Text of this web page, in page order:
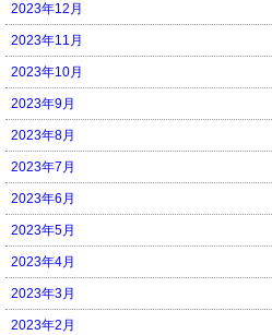
2023年12月
2023年11月
2023年10月
2023年9月
2023年8月
2023年7月
2023年6月
2023年5月
2023年4月
2023年3月
2023年2月